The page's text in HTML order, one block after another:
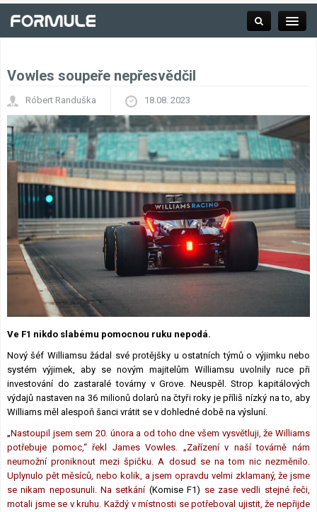
Závodní série
Kalendář F1
Výsledky F1
Týmy a jezdci F1
Vowles soupeře nepřesvědčil
Róbert Randuška 18.08. 2023
Ve F1 nikdo slabému pomocnou ruku nepodá.
Nový šéf Williamsu žádal své protějšky u ostatních týmů o výjimku nebo
systém výjimek, aby se novým majitelům Williamsu uvolnily ruce při
investování do zastaralé továrny v Grove. Neuspěl. Strop kapitálových
výdajů nastaven na 36 milionů dolarů na čtyři roky je příliš nízký na to, aby
Williams měl alespoň šanci vrátit se v dohledné době na výsluní.
„Nastoupil jsem sem 20. února a od toho dne všem vysvětluji, že Williams
potřebuje pomoc,“ řekl James Vowles. „Zařízení v naší továrně nám
neumožní proniknout mezi špičku. A dosud se na tom nic nezměnilo.
Uplynulo pět měsíců, nebo kolik, a jsem opravdu velmi zklamaný, že jsme
se nikam neposunuli. Na setkání (Komise F1) se zase vedli stejné řeči,
motali jsme se v kruhu. Každý v místnosti se potřeboval ujistit, že nepřijde